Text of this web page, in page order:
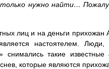
нужно найти…
лиц и на деньги прихожан
настоятелем.
такие
которые являются